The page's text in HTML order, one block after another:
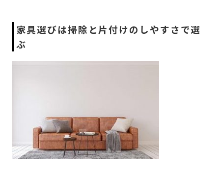
家具選びは掃除と片付けのしやすさで選
ぶ